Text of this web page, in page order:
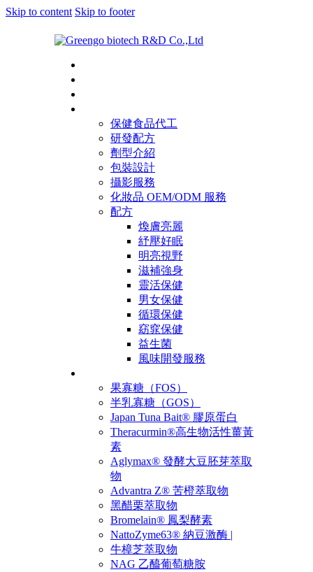
Skip to content Skip to footer
保健食品代工
研發配方
劑型介紹
包裝設計
攝影服務
化妝品 OEM/ODM 服務
配方
煥膚亮麗
紓壓好眠
明亮視野
滋補強身
靈活保健
男女保健
循環保健
窈窕保健
益生菌
風味開發服務
果寡糖（FOS）
半乳寡糖（GOS）
Japan Tuna Bait® 膠原蛋白
Theracurmin®高生物活性薑黃
素
Aglymax® 發酵大豆胚芽萃取
物
Advantra Z® 苦橙萃取物
黑醋栗萃取物
Bromelain® 鳳梨酵素
NattoZyme63® 納豆激酶 |
牛樟芝萃取物
NAG 乙醯葡萄糖胺